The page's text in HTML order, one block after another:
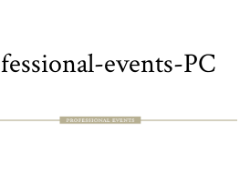
events-PC